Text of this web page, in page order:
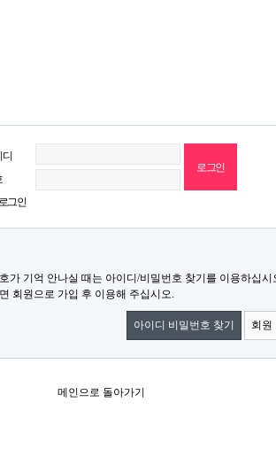
그인
가 기억 안나실 때는 아이디/비밀번호 찾기를 이용하십시
회원으로 가입 후 이용해 주십시오.
아이디 비밀번호 찾기 회원
메인으로 돌아가기